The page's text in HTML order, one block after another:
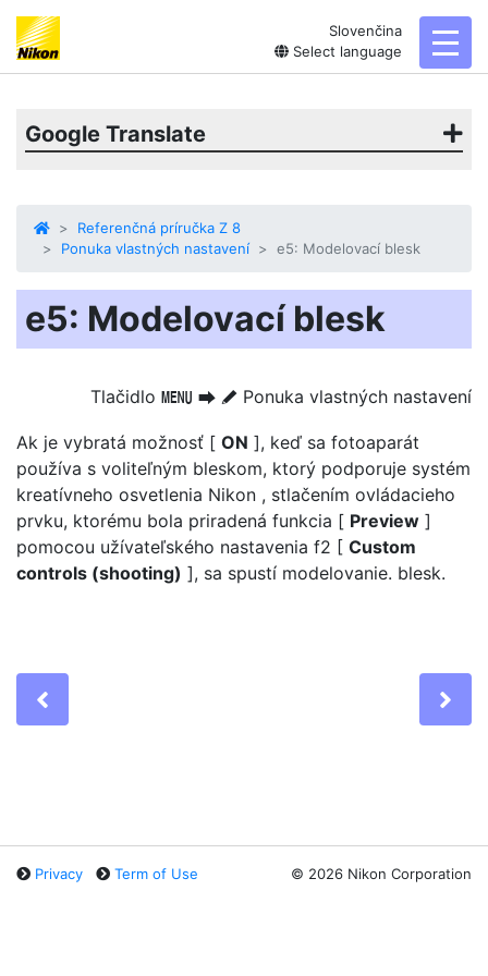
Slovenčina
Select language
Google Translate
Referenčná príručka Z 8
Ponuka vlastných nastavení
e5: Modelovací blesk
e5: Modelovací blesk
Tlačidlo G U A Ponuka vlastných nastavení
Ak je vybratá možnosť [ ON ], keď sa fotoaparát
používa s voliteľným bleskom, ktorý podporuje systém
kreatívneho osvetlenia Nikon , stlačením ovládacieho
prvku, ktorému bola priradená funkcia [ Preview ]
pomocou užívateľského nastavenia f2 [ Custom
controls (shooting) ], sa spustí modelovanie. blesk.
Privacy Term of Use © 2026 Nikon Corporation